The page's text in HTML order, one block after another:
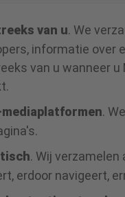
van u. We
informatie over
van u wanneer
.
. Wij
erdoor navigeert,